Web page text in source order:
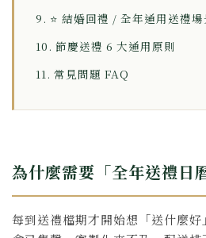
9. ⭐ 結婚回禮 / 全年通用送禮場
10. 節慶送禮 6 大通用原則
11. 常見問題 FAQ
為什麼需要「全年送禮日
每到送禮檔期才開始想「送什麼